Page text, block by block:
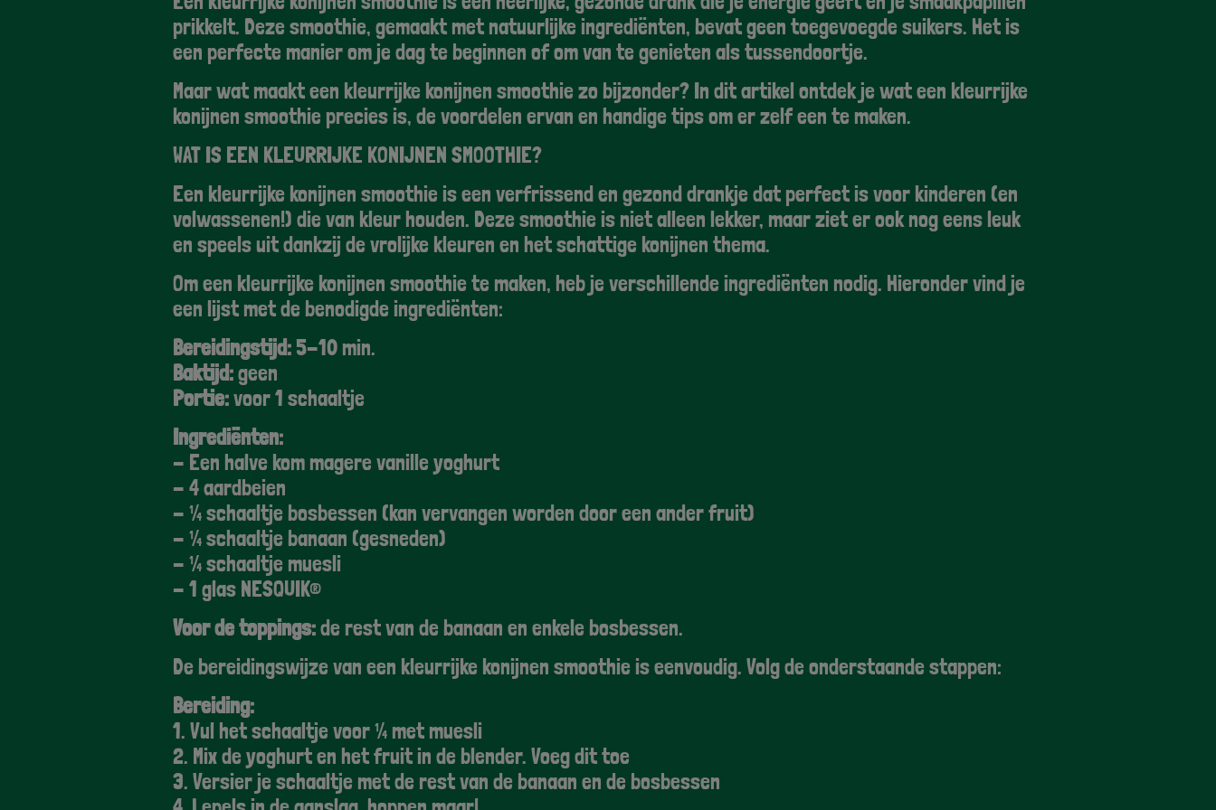
prikkelt. Deze smoothie, gemaakt met natuurlijke ingrediënten, bevat geen toegevoegde suikers. Het is
een perfecte manier om je dag te beginnen of om van te genieten als tussendoortje.
Maar wat maakt een kleurrijke konijnen smoothie zo bijzonder? In dit artikel ontdek je wat een kleurrijke
konijnen smoothie precies is, de voordelen ervan en handige tips om er zelf een te maken.
WAT IS EEN KLEURRIJKE KONIJNEN SMOOTHIE?
Een kleurrijke konijnen smoothie is een verfrissend en gezond drankje dat perfect is voor kinderen (en
volwassenen!) die van kleur houden. Deze smoothie is niet alleen lekker, maar ziet er ook nog eens leuk
en speels uit dankzij de vrolijke kleuren en het schattige konijnen thema.
Om een kleurrijke konijnen smoothie te maken, heb je verschillende ingrediënten nodig. Hieronder vind je
een lijst met de benodigde ingrediënten:
Bereidingstijd: 5-10 min.
Baktijd:geen
Portie:voor 1 schaaltje
Ingrediënten:
- Een halve kom magere vanille yoghurt
- 4 aardbeien
- ¼ schaaltje bosbessen (kan vervangen worden door een ander fruit)
- ¼ schaaltje banaan (gesneden)
- ¼ schaaltje muesli
- 1 glas NESQUIK®
Voor de toppings:de rest van de banaan en enkele bosbessen.
De bereidingswijze van een kleurrijke konijnen smoothie is eenvoudig. Volg de onderstaande stappen:
Bereiding:
1. Vul het schaaltje voor ¼ met muesli
2. Mix de yoghurt en het fruit in de blender. Voeg dit toe
3. Versier je schaaltje met de rest van de banaan en de bosbessen